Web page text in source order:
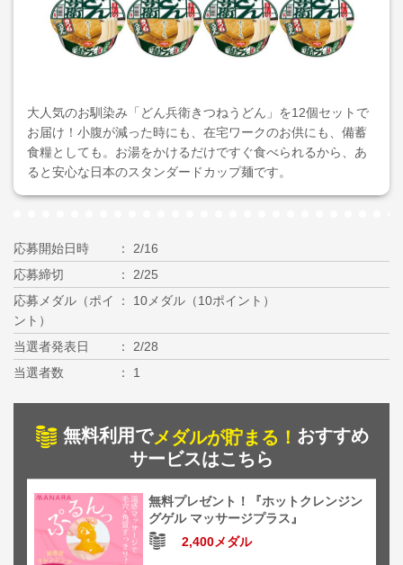
大人気のお馴染み「どん兵衛きつねうどん」を12個セットで
お届け！小腹が減った時にも、在宅ワークのお供にも、備蓄
食糧としても。お湯をかけるだけですぐ食べられるから、あ
ると安心な日本のスタンダードカップ麺です。
応募開始日時
2/16
応募締切
2/25
応募メダル（ポイ
ント）
10メダル（10ポイント）
当選者発表日
2/28
当選者数
1
無料利用でメダルが貯まる！ おすすめ
サービスはこちら
無料プレゼント！『ホットクレンジン
グゲル マッサージプラス』
2,400メダル